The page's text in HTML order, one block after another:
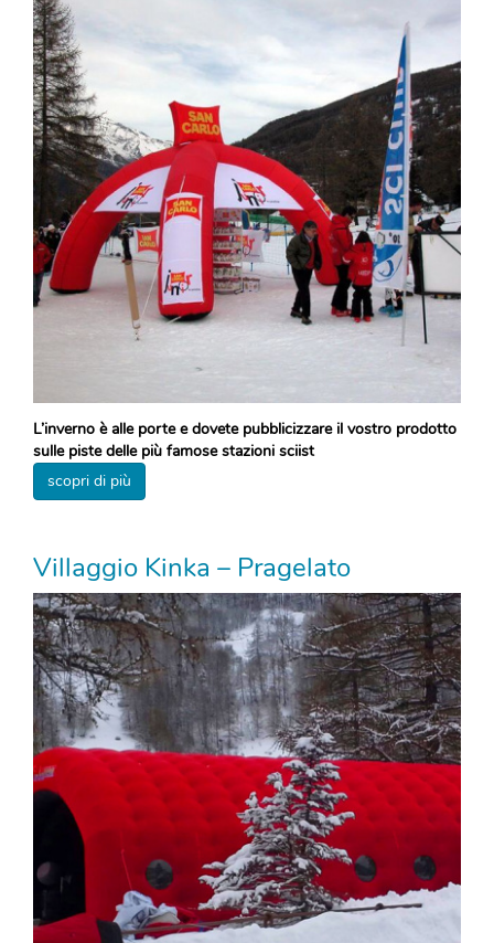
L’inverno è alle porte e dovete pubblicizzare il vostro prodotto
sulle piste delle più famose stazioni sciist
scopri di più
Villaggio Kinka – Pragelato